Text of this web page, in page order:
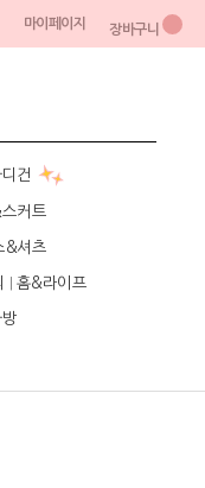
마이페이지 장바구니
건
커트
&셔츠
홈&라이프